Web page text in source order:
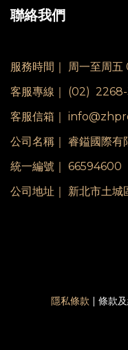
聯絡我們
服務時間｜ 周一至周
客服專線｜ (02) 2268-
客服信箱｜
公司名稱｜ 睿鎰國際有
統一編號｜ 66594600
公司地址｜ 新北市土
隱私條款 | 條款